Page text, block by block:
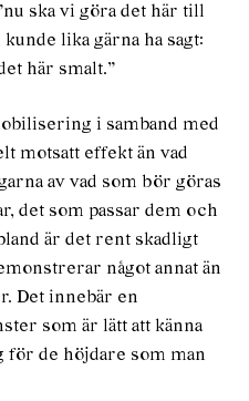
ska vi göra det här till
lika gärna ha sagt:
här smalt.”
i samband med
motsatt effekt än vad
av vad som bör göras
det som passar dem och
är det rent skadligt
något annat än
Det innebär en
som är lätt att känna
för de höjdare som man